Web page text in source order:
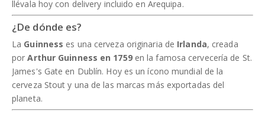
llévala hoy con delivery incluido en Arequipa.
¿De dónde es?
La Guinness es una cerveza originaria de Irlanda, creada
porArthur Guinness en 1759en la famosa cervecería de St.
James's Gate en Dublín. Hoy es un ícono mundial de la
cerveza Stout y una de las marcas más exportadas del
planeta.